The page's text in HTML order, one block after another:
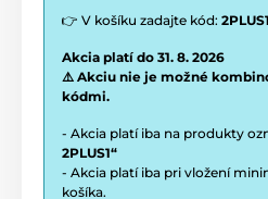
👉 V košíku zadajte kód: 2PLUS1
Akcia platí do 31. 8. 2026
⚠️ Akciu nie je možné
kódmi.
- Akcia platí iba na produkty
2PLUS1“
- Akcia platí iba pri vložení
košíka.